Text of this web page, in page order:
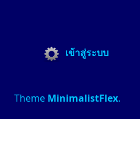
เข้าสู่ระบบ
Theme MinimalistFlex.